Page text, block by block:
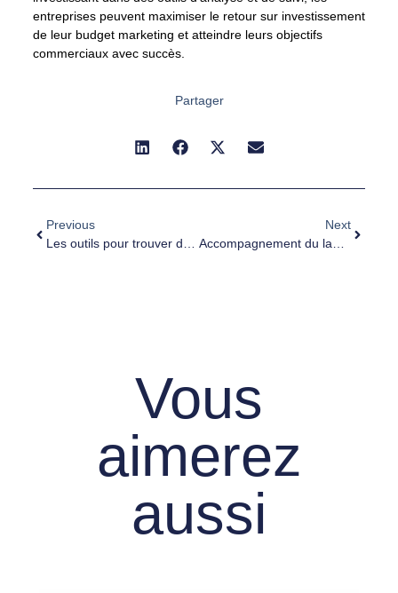
entreprises peuvent maximiser le retour sur investissement
de leur budget marketing et atteindre leurs objectifs
commerciaux avec succès.
Partager
Previous
Les outils pour trouver des adresses email grâce au growth hacking
Next
Accompagnement du lancement d’une agence de ressources humaines
Vous
aimerez
aussi